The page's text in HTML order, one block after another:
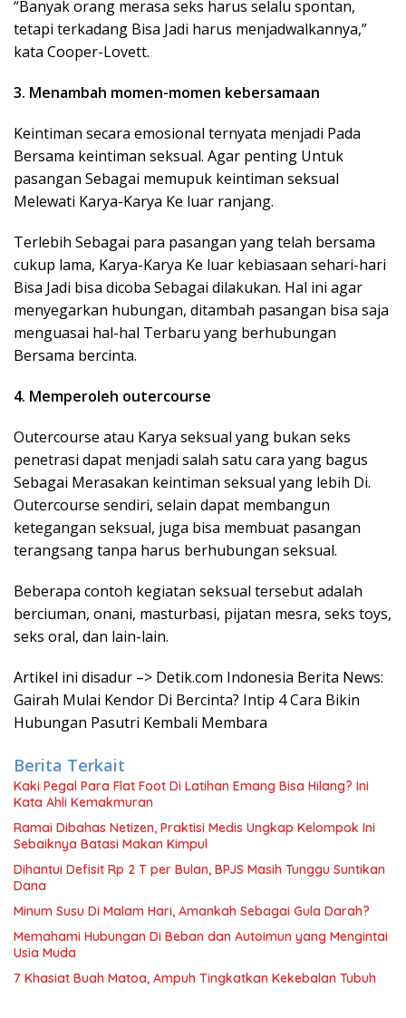
“Banyak orang merasa seks harus selalu spontan,
tetapi terkadang Bisa Jadi harus menjadwalkannya,”
kata Cooper-Lovett.
3. Menambah momen-momen kebersamaan
Keintiman secara emosional ternyata menjadi Pada
Bersama keintiman seksual. Agar penting Untuk
pasangan Sebagai memupuk keintiman seksual
Melewati Karya-Karya Ke luar ranjang.
Terlebih Sebagai para pasangan yang telah bersama
cukup lama, Karya-Karya Ke luar kebiasaan sehari-hari
Bisa Jadi bisa dicoba Sebagai dilakukan. Hal ini agar
menyegarkan hubungan, ditambah pasangan bisa saja
menguasai hal-hal Terbaru yang berhubungan
Bersama bercinta.
4. Memperoleh outercourse
Outercourse atau Karya seksual yang bukan seks
penetrasi dapat menjadi salah satu cara yang bagus
Sebagai Merasakan keintiman seksual yang lebih Di.
Outercourse sendiri, selain dapat membangun
ketegangan seksual, juga bisa membuat pasangan
terangsang tanpa harus berhubungan seksual.
Beberapa contoh kegiatan seksual tersebut adalah
berciuman, onani, masturbasi, pijatan mesra, seks toys,
seks oral, dan lain-lain.
Artikel ini disadur –> Detik.com Indonesia Berita News:
Gairah Mulai Kendor Di Bercinta? Intip 4 Cara Bikin
Hubungan Pasutri Kembali Membara
Berita Terkait
Kaki Pegal Para Flat Foot Di Latihan Emang Bisa Hilang? Ini
Kata Ahli Kemakmuran
Ramai Dibahas Netizen, Praktisi Medis Ungkap Kelompok Ini
Sebaiknya Batasi Makan Kimpul
Dihantui Defisit Rp 2 T per Bulan, BPJS Masih Tunggu Suntikan
Dana
Minum Susu Di Malam Hari, Amankah Sebagai Gula Darah?
Memahami Hubungan Di Beban dan Autoimun yang Mengintai
Usia Muda
7 Khasiat Buah Matoa, Ampuh Tingkatkan Kekebalan Tubuh